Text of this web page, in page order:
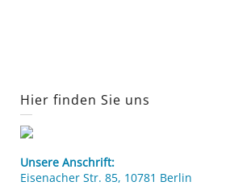
Hier finden Sie uns
Unsere Anschrift:
Eisenacher Str. 85, 10781 Berlin